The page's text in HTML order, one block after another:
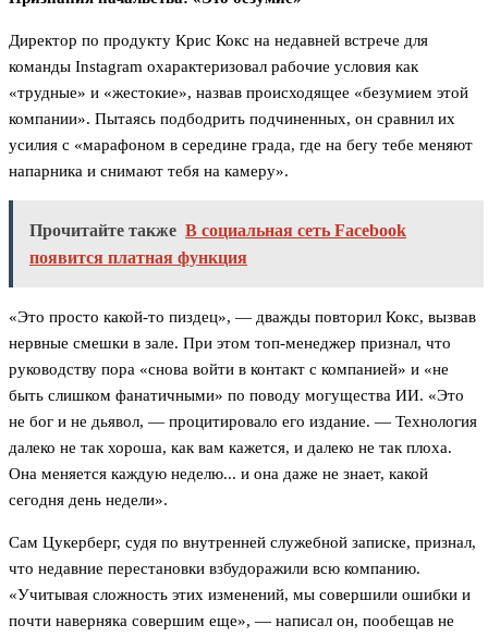
Директор по продукту Крис Кокс на недавней встрече для
команды Instagram охарактеризовал рабочие условия как
«трудные» и «жестокие», назвав происходящее «безумием этой
компании». Пытаясь подбодрить подчиненных, он сравнил их
усилия с «марафоном в середине града, где на бегу тебе меняют
напарника и снимают тебя на камеру».
Прочитайте также В социальная сеть Facebook
появится платная функция
«Это просто какой-то пиздец», — дважды повторил Кокс, вызвав
нервные смешки в зале. При этом топ-менеджер признал, что
руководству пора «снова войти в контакт с компанией» и «не
быть слишком фанатичными» по поводу могущества ИИ. «Это
не бог и не дьявол, — процитировало его издание. — Технология
далеко не так хороша, как вам кажется, и далеко не так плоха.
Она меняется каждую неделю... и она даже не знает, какой
сегодня день недели».
Сам Цукерберг, судя по внутренней служебной записке, признал,
что недавние перестановки взбудоражили всю компанию.
«Учитывая сложность этих изменений, мы совершили ошибки и
почти наверняка совершим еще», — написал он, пообещав не